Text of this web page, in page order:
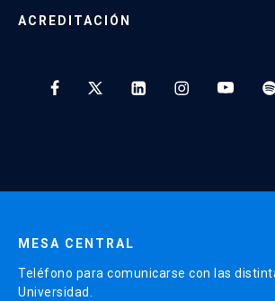
ACREDITACIÓN
MESA CENTRAL
Teléfono para comunicarse con las
Universidad.